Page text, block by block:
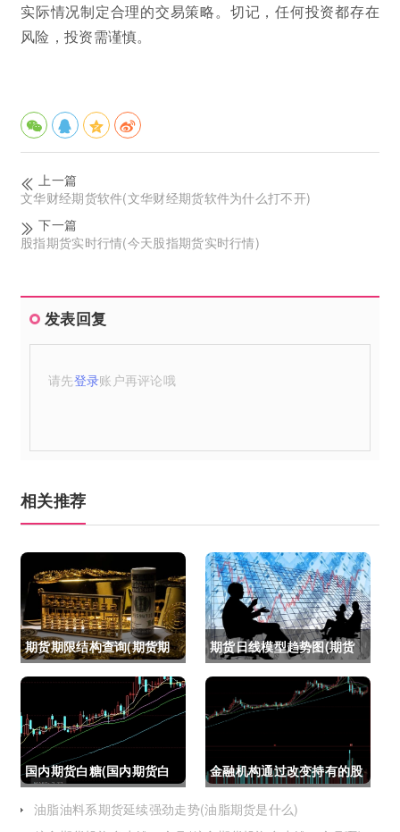
实际情况制定合理的交易策略。切记，任何投资都存在
风险，投资需谨慎。
上一篇
文华财经期货软件(文华财经期货软件为什么打不开)
下一篇
股指期货实时行情(今天股指期货实时行情)
发表回复
请先登录账户再评论哦
相关推荐
期货期限结构查询(期货期
限结构)
期货日线模型趋势图(期货
日线模型趋势图怎么看)
国内期货白糖(国内期货白
糖合约是怎么交割)
金融机构通过改变持有的股
指期货合约(股指期货合约
油脂油料系期货延续强劲走势(油脂期货是什么)